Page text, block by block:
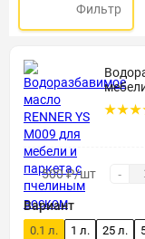
Фильтр
500₽/шт -
Вариант
0.1 л. 1 л. 25 л.